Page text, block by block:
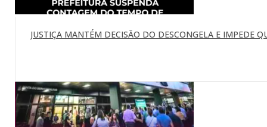
JUSTIÇA MANTÉM DECISÃO DO DESCONGELA E IMPEDE